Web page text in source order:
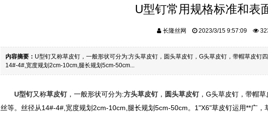
U型钉常用规格标准和表
长隆丝网 2023/3/15 9:57:09
内容摘要： U型钉又称草皮钉，一般形状可分为:方头草皮钉，圆头草皮钉，G头草皮钉，带帽草皮钉
14#-4#,宽度规划2cm-10cm,腿长规划5cm-50cm...
U型钉又称草皮钉，一般形状可分为:方头草皮钉， 圆头草皮钉，G头草皮钉，带帽
丝等。丝径从14#-4#,宽度规划2cm-10cm,腿长规划5cm-50cm。1"X6"草皮钉运用**广